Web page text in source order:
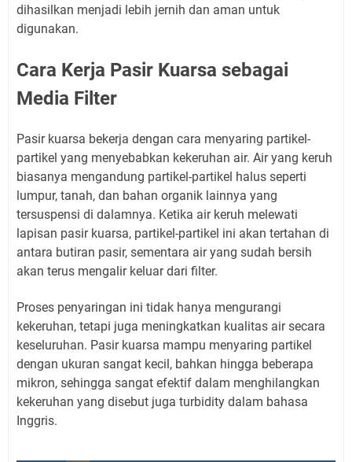
dihasilkan menjadi lebih jernih dan aman untuk
digunakan.
Cara Kerja Pasir Kuarsa sebagai
Media Filter
Pasir kuarsa bekerja dengan cara menyaring partikel-
partikel yang menyebabkan kekeruhan air. Air yang keruh
biasanya mengandung partikel-partikel halus seperti
lumpur, tanah, dan bahan organik lainnya yang
tersuspensi di dalamnya. Ketika air keruh melewati
lapisan pasir kuarsa, partikel-partikel ini akan tertahan di
antara butiran pasir, sementara air yang sudah bersih
akan terus mengalir keluar dari filter.
Proses penyaringan ini tidak hanya mengurangi
kekeruhan, tetapi juga meningkatkan kualitas air secara
keseluruhan. Pasir kuarsa mampu menyaring partikel
dengan ukuran sangat kecil, bahkan hingga beberapa
mikron, sehingga sangat efektif dalam menghilangkan
kekeruhan yang disebut juga turbidity dalam bahasa
Inggris.